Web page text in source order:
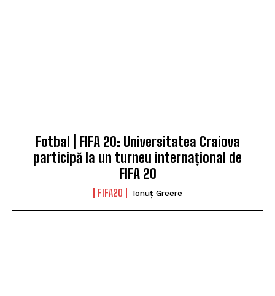
Fotbal | FIFA 20: Universitatea Craiova
participă la un turneu internațional de
FIFA 20
FIFA20 Ionuț Greere